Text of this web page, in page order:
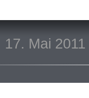
17. Mai